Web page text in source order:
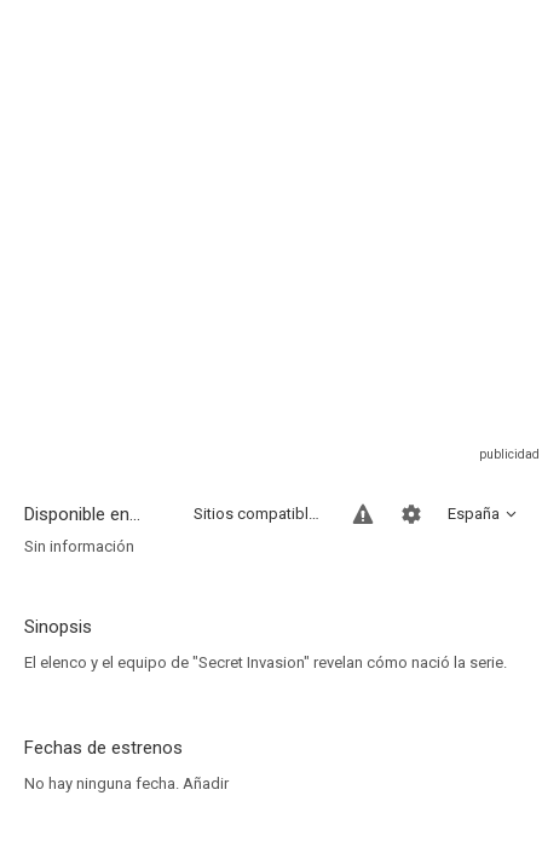
Disponible en... España
Sitios compatibles
Sin información
Sinopsis
El elenco y el equipo de "Secret Invasion" revelan cómo nació la serie.
Fechas de estrenos
No hay ninguna fecha. Añadir